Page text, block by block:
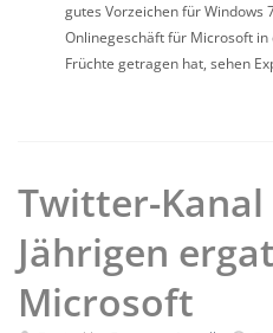
gutes Vorzeichen für Windows
Onlinegeschäft für Microsoft in
Früchte getragen hat, sehen
Twitter-Kanal
Jährigen
Microsoft